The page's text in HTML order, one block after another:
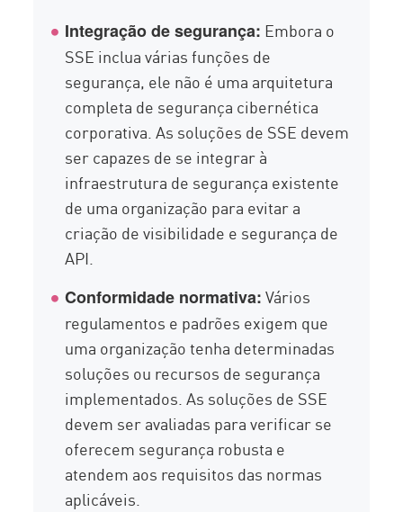
Integração de segurança: Embora o
SSE inclua várias funções de
segurança, ele não é uma arquitetura
completa de segurança cibernética
corporativa. As soluções de SSE devem
ser capazes de se integrar à
infraestrutura de segurança existente
de uma organização para evitar a
criação de visibilidade e segurança de
API.
Conformidade normativa:Vários
regulamentos e padrões exigem que
uma organização tenha determinadas
soluções ou recursos de segurança
implementados. As soluções de SSE
devem ser avaliadas para verificar se
oferecem segurança robusta e
atendem aos requisitos das normas
aplicáveis.